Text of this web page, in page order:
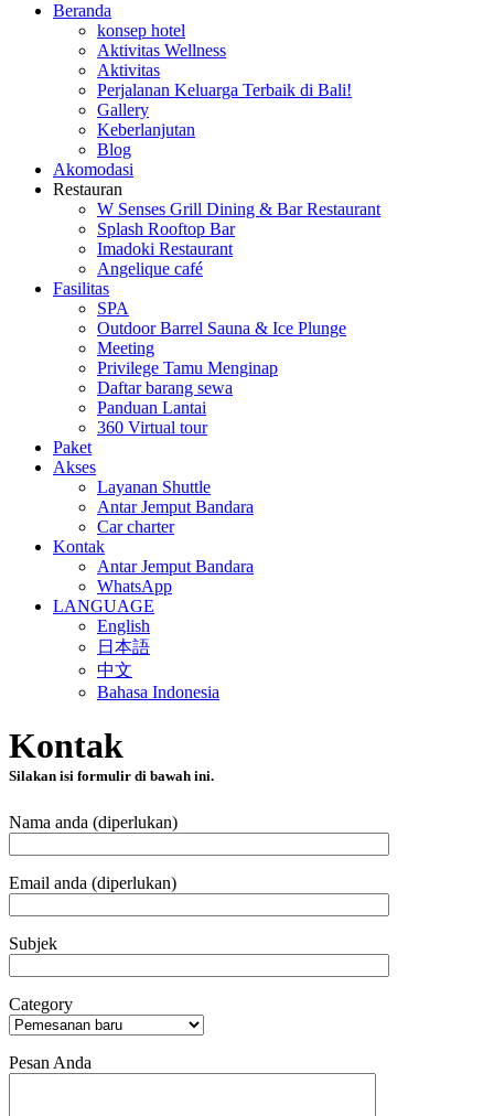
Beranda
konsep hotel
Aktivitas Wellness
Aktivitas
Perjalanan Keluarga Terbaik di Bali!
Gallery
Keberlanjutan
Blog
Akomodasi
Restauran
W Senses Grill Dining & Bar Restaurant
Splash Rooftop Bar
Imadoki Restaurant
Angelique café
Fasilitas
SPA
Outdoor Barrel Sauna & Ice Plunge
Meeting
Privilege Tamu Menginap
Daftar barang sewa
Panduan Lantai
360 Virtual tour
Paket
Akses
Layanan Shuttle
Antar Jemput Bandara
Car charter
Kontak
Antar Jemput Bandara
WhatsApp
LANGUAGE
English
日本語
中文
Bahasa Indonesia
Kontak
Silakan isi formulir di bawah ini.
Nama anda (diperlukan)
Email anda (diperlukan)
Subjek
Category
Pesan Anda